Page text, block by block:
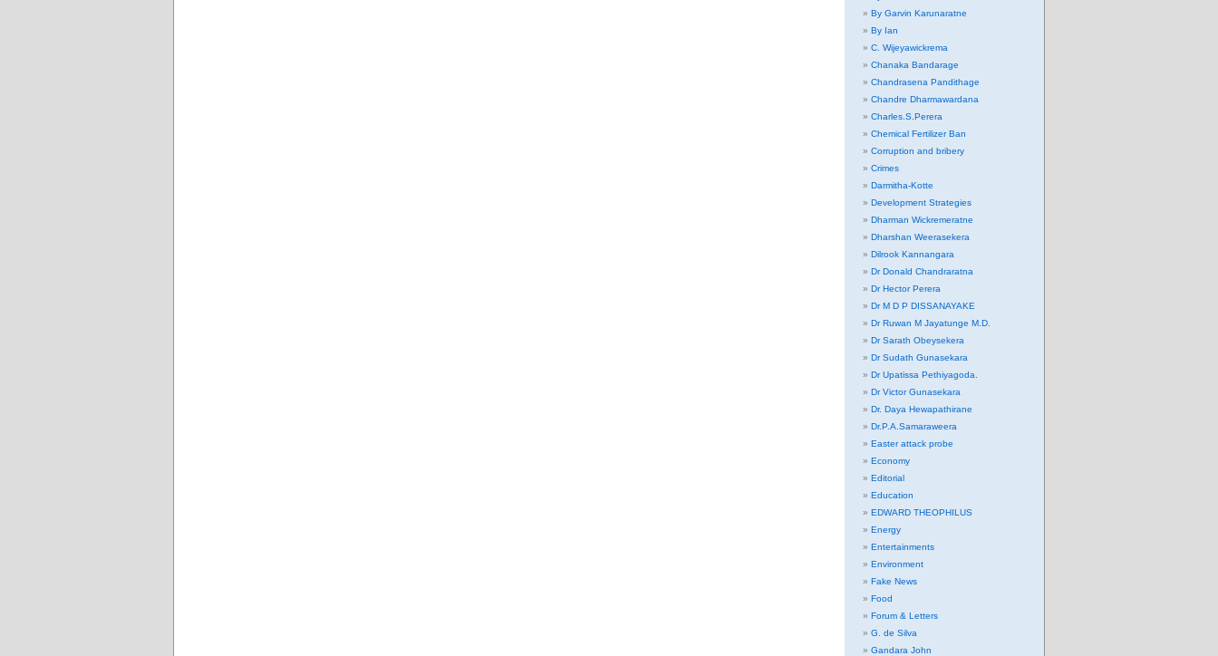
By Garvin Karunaratne
By Ian
C. Wijeyawickrema
Chanaka Bandarage
Chandrasena Pandithage
Chandre Dharmawardana
Charles.S.Perera
Chemical Fertilizer Ban
Corruption and bribery
Crimes
Darmitha-Kotte
Development Strategies
Dharman Wickremeratne
Dharshan Weerasekera
Dilrook Kannangara
Dr Donald Chandraratna
Dr Hector Perera
Dr M D P DISSANAYAKE
Dr Ruwan M Jayatunge M.D.
Dr Sarath Obeysekera
Dr Sudath Gunasekara
Dr Upatissa Pethiyagoda.
Dr Victor Gunasekara
Dr. Daya Hewapathirane
Dr.P.A.Samaraweera
Easter attack probe
Economy
Editorial
Education
EDWARD THEOPHILUS
Energy
Entertainments
Environment
Fake News
Food
Forum & Letters
G. de Silva
Gandara John